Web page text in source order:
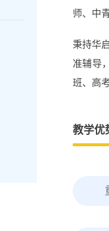
师、中
秉持华
准辅导
班、高
教学优